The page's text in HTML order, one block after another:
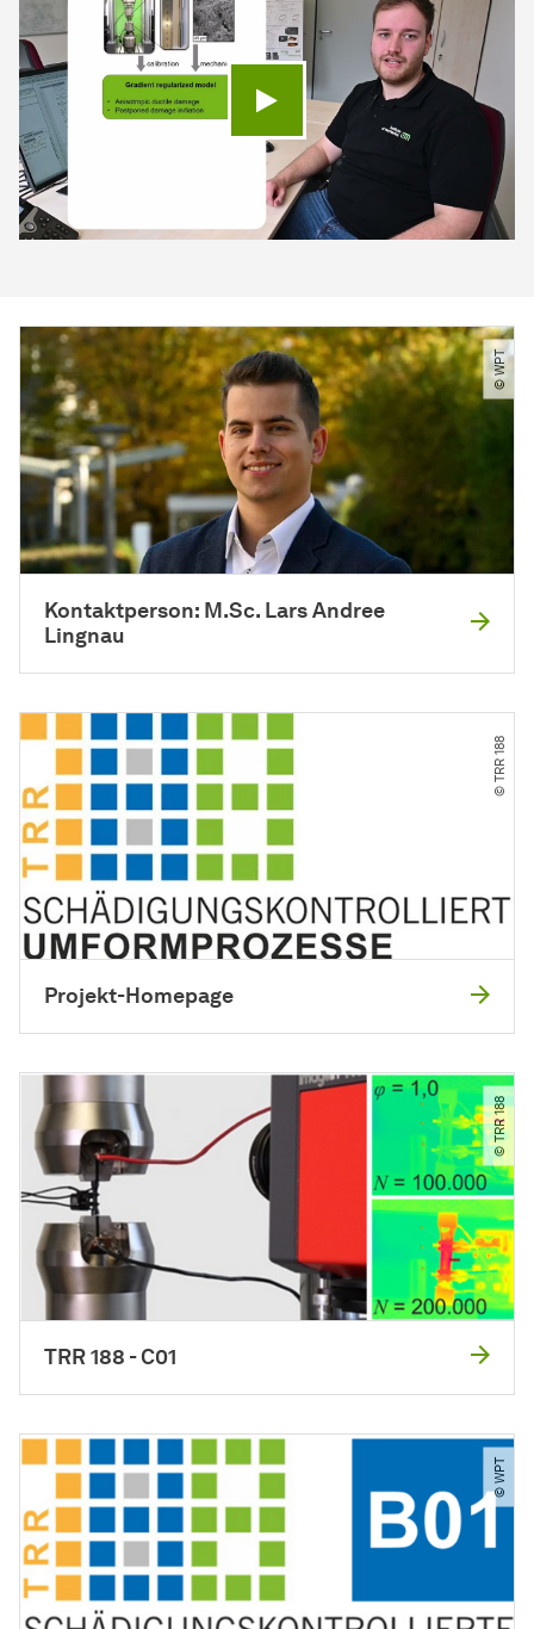
Video abspielen
© WPT
Kontaktperson: M.Sc. Lars Andree
Lingnau
© TRR 188
Projekt-Homepage
© TRR 188
TRR 188 - C01
© WPT